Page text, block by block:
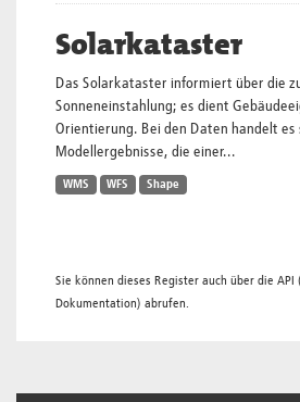
Solarkataster
Das Solarkataster informiert über die
Sonneneinstahlung; es dient
Orientierung. Bei den Daten handelt es
Modellergebnisse, die einer...
WMS WFS Shape
Sie können dieses Register auch über die API
Dokumentation) abrufen.